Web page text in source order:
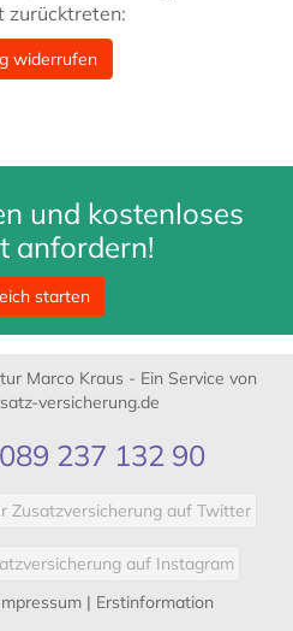
zurücktreten:
widerrufen
und kostenloses
anfordern!
starten
Marco Kraus - Ein Service von
versicherung.de
237 132 90
| Erstinformation